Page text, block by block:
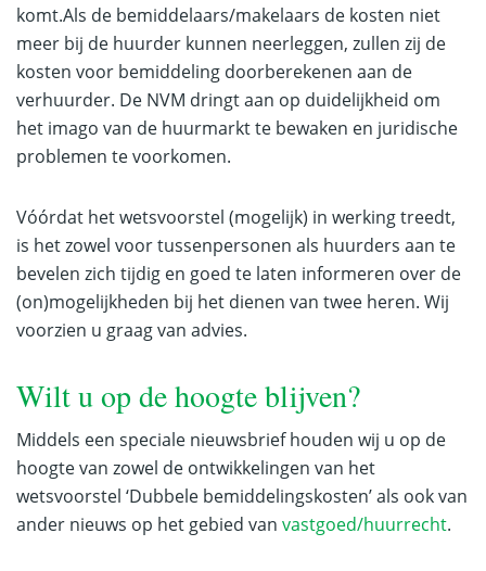
komt.Als de bemiddelaars/makelaars de kosten niet
meer bij de huurder kunnen neerleggen, zullen zij de
kosten voor bemiddeling doorberekenen aan de
verhuurder. De NVM dringt aan op duidelijkheid om
het imago van de huurmarkt te bewaken en juridische
problemen te voorkomen.
Vóórdat het wetsvoorstel (mogelijk) in werking treedt,
is het zowel voor tussenpersonen als huurders aan te
bevelen zich tijdig en goed te laten informeren over de
(on)mogelijkheden bij het dienen van twee heren. Wij
voorzien u graag van advies.
Wilt u op de hoogte blijven?
Middels een speciale nieuwsbrief houden wij u op de
hoogte van zowel de ontwikkelingen van het
wetsvoorstel ‘Dubbele bemiddelingskosten’ als ook van
ander nieuws op het gebied van vastgoed/huurrecht.